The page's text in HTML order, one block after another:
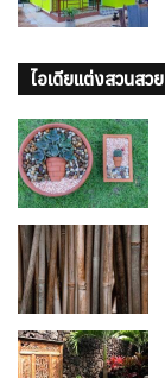
ไอเดียแต่งสวนสวย